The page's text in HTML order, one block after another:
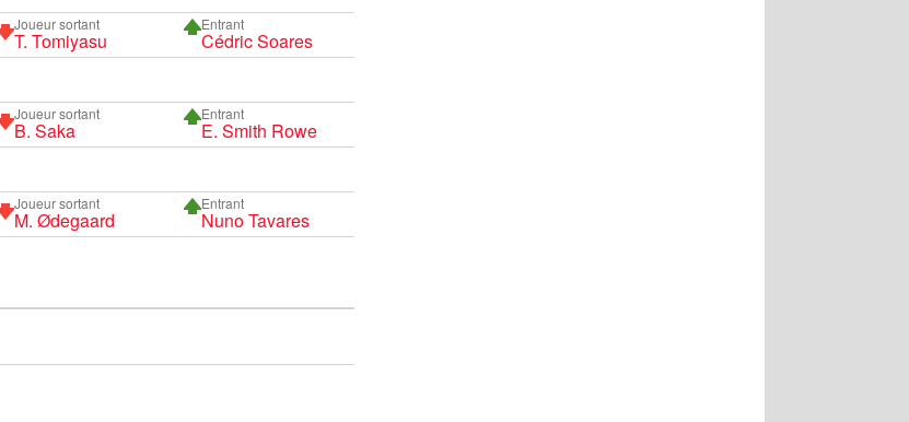
Joueur sortant
T. Tomiyasu
Entrant
Cédric Soares
Joueur sortant
B. Saka
Entrant
E. Smith Rowe
Joueur sortant
M. Ødegaard
Entrant
Nuno Tavares